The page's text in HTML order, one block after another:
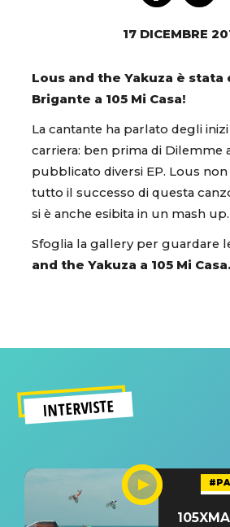
17 DICEMBRE
Lous and the Yakuza è stata
Brigante a 105 Mi Casa!
La cantante ha parlato degli
carriera: ben prima di Dilemme
pubblicato diversi EP. Lous non
tutto il successo di questa
si è anche esibita in un mash up.
Sfoglia la gallery per guardare
and the Yakuza a 105 Mi Casa.
INTERVISTE